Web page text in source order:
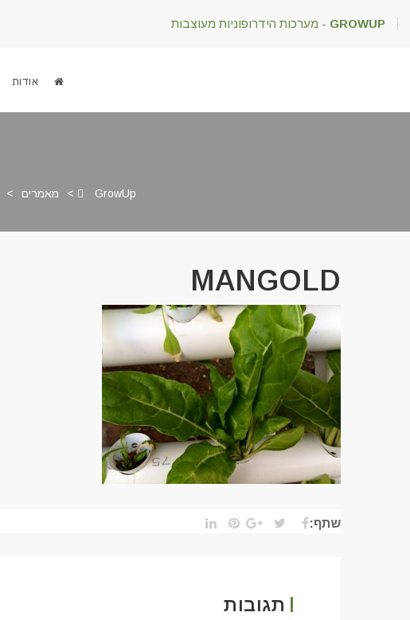
GROWUP - מערכות הידרופוניות מעוצבות
אודות
GrowUp
> מאמרים >
MANGOLD
שתף:
תגובות